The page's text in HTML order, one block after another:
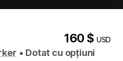
160 $USD
• Dotat cu opțiuni